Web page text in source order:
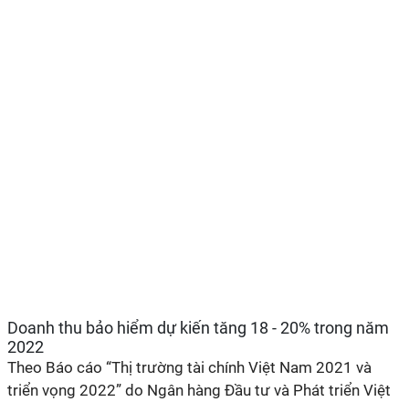
Doanh thu bảo hiểm dự kiến tăng 18 - 20% trong năm
2022
Theo Báo cáo “Thị trường tài chính Việt Nam 2021 và
triển vọng 2022” do Ngân hàng Đầu tư và Phát triển Việt